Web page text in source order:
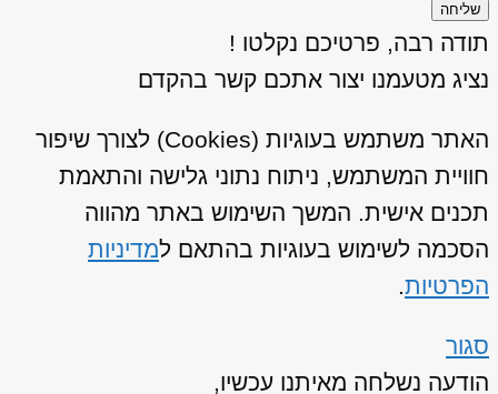
שליחה
תודה רבה, פרטיכם נקלטו !
נציג מטעמנו יצור אתכם קשר בהקדם
האתר משתמש בעוגיות (Cookies) לצורך שיפור
חוויית המשתמש, ניתוח נתוני גלישה והתאמת
תכנים אישית. המשך השימוש באתר מהווה
הסכמה לשימוש בעוגיות בהתאם למדיניות
הפרטיות.
סגור
הודעה נשלחה מאיתנו עכשיו,